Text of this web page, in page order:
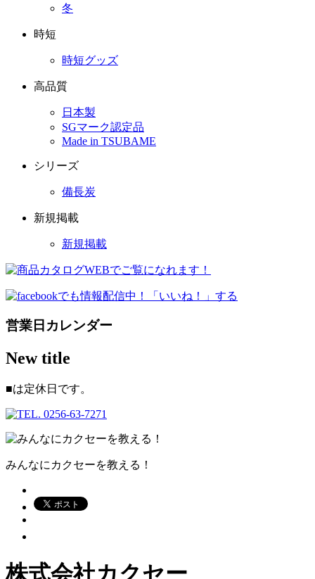
冬
時短
時短グッズ
高品質
日本製
SGマーク認定品
Made in TSUBAME
シリーズ
備長炭
新規掲載
新規掲載
営業日カレンダー
New title
■は定休日です。
みんなにカクセーを教える！
株式会社カクセー